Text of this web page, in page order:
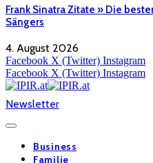
Frank Sinatra Zitate » Die
Sängers
4. August 2026
Facebook X (Twitter) Instagram
Facebook X (Twitter) Instagram
Newsletter
Business
Familie